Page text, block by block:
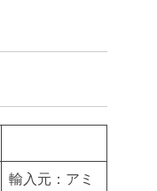
輸入元：アミ